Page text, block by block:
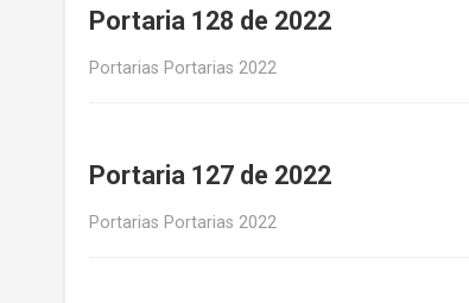
Portaria 128 de 2022
Portarias Portarias 2022
Portaria 127 de 2022
Portarias Portarias 2022